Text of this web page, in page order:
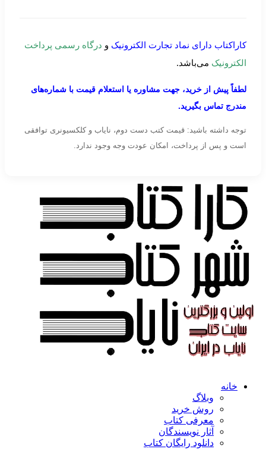
کاراکتاب دارای نماد تجارت الکترونیک و درگاه رسمی پرداخت
الکترونیک می‌باشد.
لطفاً پیش از خرید، جهت مشاوره یا استعلام قیمت با شماره‌های
مندرج تماس بگیرید.
توجه داشته باشید: قیمت کتب دست دوم، نایاب و کلکسیونری توافقی
است و پس از پرداخت، امکان عودت وجه وجود ندارد.
خانه
وبلاگ
روش خرید
معرفی کتاب
آثار نویسندگان
دانلود رایگان کتاب